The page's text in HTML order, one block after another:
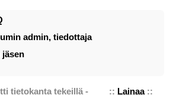
admin, tiedottaja
jäsen
:: Lainaa::
tietokanta tekeillä -